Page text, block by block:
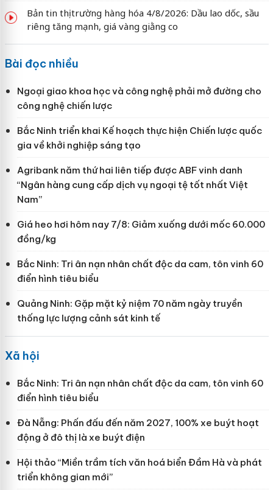
Bản tin thị trường hàng hóa 4/8/2026: Dầu lao dốc, sầu
riêng tăng mạnh, giá vàng giằng co
Bài đọc nhiều
Ngoại giao khoa học và công nghệ phải mở đường cho
công nghệ chiến lược
Bắc Ninh triển khai Kế hoạch thực hiện Chiến lược quốc
gia về khởi nghiệp sáng tạo
Agribank năm thứ hai liên tiếp được ABF vinh danh
“Ngân hàng cung cấp dịch vụ ngoại tệ tốt nhất Việt
Nam”
Giá heo hơi hôm nay 7/8: Giảm xuống dưới mốc 60.000
đồng/kg
Bắc Ninh: Tri ân nạn nhân chất độc da cam, tôn vinh 60
điển hình tiêu biểu
Quảng Ninh: Gặp mặt kỷ niệm 70 năm ngày truyền
thống lực lượng cảnh sát kinh tế
Xã hội
Bắc Ninh: Tri ân nạn nhân chất độc da cam, tôn vinh 60
điển hình tiêu biểu
Đà Nẵng: Phấn đấu đến năm 2027, 100% xe buýt hoạt
động ở đô thị là xe buýt điện
Hội thảo “Miền trầm tích văn hoá biển Đầm Hà và phát
triển không gian mới”